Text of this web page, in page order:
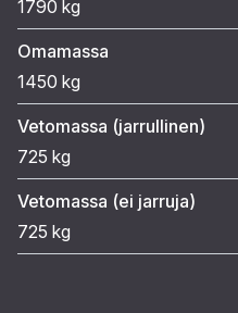
1790 kg
Omamassa
1450 kg
Vetomassa (jarrullinen)
725 kg
Vetomassa (ei jarruja)
725 kg